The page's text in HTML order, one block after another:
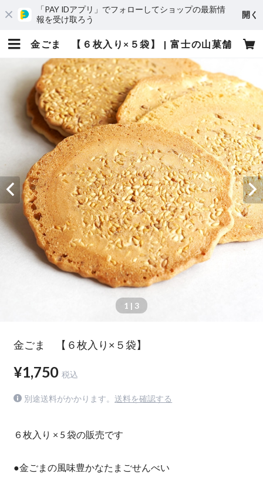
「PAY IDアプリ」でフォローしてショップの最新情
報を受け取ろう
開く
金ごま 【６枚入り×５袋】 | 富士の山菓舗
1 | 3
金ごま 【６枚入り×５袋】
¥1,750 税込
別途送料がかかります。 送料を確認する
６枚入り × 5 袋の販売です
●金ごまの風味豊かなたまごせんべい